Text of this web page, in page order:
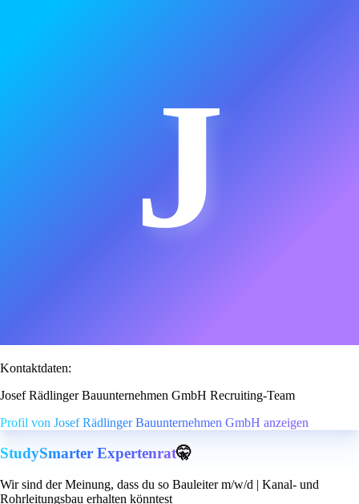
J
Kontaktdaten:
Josef Rädlinger Bauunternehmen GmbH Recruiting-Team
Profil von Josef Rädlinger Bauunternehmen GmbH anzeigen
StudySmarter Expertenrat🤫
Wir sind der Meinung, dass du so Bauleiter m/w/d | Kanal- und
Rohrleitungsbau erhalten könntest